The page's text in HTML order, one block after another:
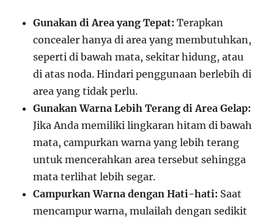
Gunakan di Area yang Tepat: Terapkan
concealer hanya di area yang membutuhkan,
seperti di bawah mata, sekitar hidung, atau
di atas noda. Hindari penggunaan berlebih di
area yang tidak perlu.
Gunakan Warna Lebih Terang di Area Gelap:
Jika Anda memiliki lingkaran hitam di bawah
mata, campurkan warna yang lebih terang
untuk mencerahkan area tersebut sehingga
mata terlihat lebih segar.
Campurkan Warna dengan Hati-hati: Saat
mencampur warna, mulailah dengan sedikit